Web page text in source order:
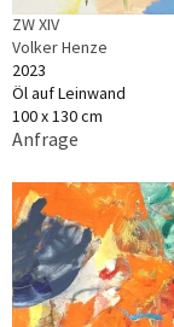
ZW XIV
Volker Henze
2023
Öl auf Leinwand
100 x 130 cm
Anfrage